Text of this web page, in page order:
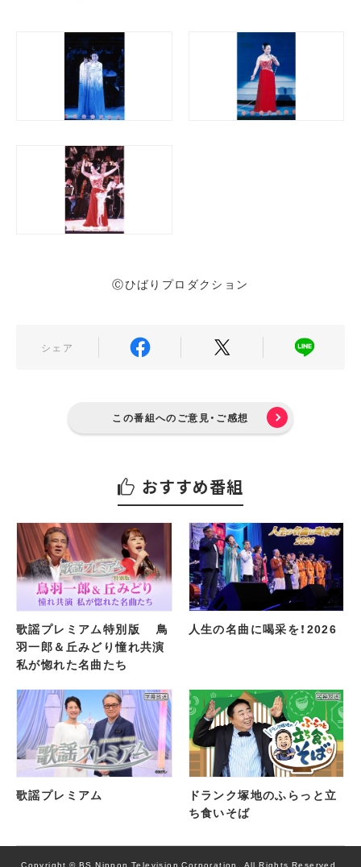
Ⓒひばりプロダクション
シェア
この番組へのご意見・ご感想
おすすめ番組
歌謡プレミアム特別版 鳥
羽一郎＆丘みどり憧れ共演
私が惚れた名曲たち
人生の名曲に喝采を！2026
歌謡プレミアム
ドランク塚地のふらっと立
ち食いそば
Copyright © BS Nippon Television Corporation, All Rights Reserved.